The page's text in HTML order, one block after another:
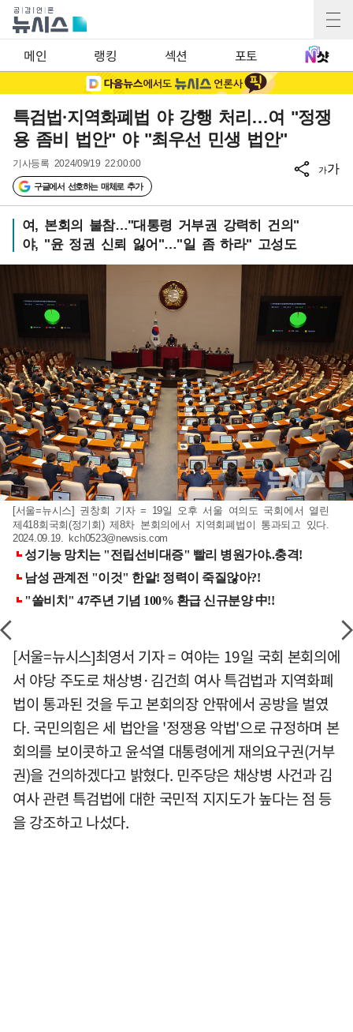
메인 랭킹 섹션 포토
특검법·지역화폐법 야 강행 처리…여 "정쟁
용 좀비 법안" 야 "최우선 민생 법안"
기사등록 2024/09/19 22:00:00
구글에서 선호하는 매체로 추가
가가
여, 본회의 불참…"대통령 거부권 강력히 건의"
야, "윤 정권 신뢰 잃어"…"일 좀 하라" 고성도
[서울=뉴시스] 권창회 기자 = 19일 오후 서울 여의도 국회에서 열린
제418회국회(정기회) 제8차 본회의에서 지역회폐법이 통과되고 있다.
2024.09.19. kch0523@newsis.com
[서울=뉴시스]최영서 기자 = 여야는 19일 국회 본회의에
서 야당 주도로 채상병·김건희 여사 특검법과 지역화폐
법이 통과된 것을 두고 본회의장 안팎에서 공방을 벌였
다. 국민의힘은 세 법안을 '정쟁용 악법'으로 규정하며 본
회의를 보이콧하고 윤석열 대통령에게 재의요구권(거부
권)을 건의하겠다고 밝혔다. 민주당은 채상병 사건과 김
여사 관련 특검법에 대한 국민적 지지도가 높다는 점 등
을 강조하고 나섰다.